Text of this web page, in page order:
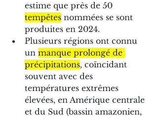
estime que près de 50
tempêtes nommées se sont
produites en 2024.
Plusieurs régions ont connu
un manque prolongé de
précipitations, coïncidant
souvent avec des
températures extrêmes
élevées, en Amérique centrale
et du Sud (bassin amazonien,